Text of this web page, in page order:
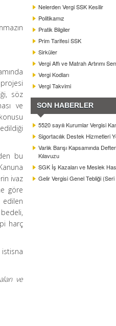
söz
ve
bu
ivaz
göre
edilen
harç
ve
Nelerden Vergi SSK Kesilir
Politikamız
Pratik Bilgiler
Prim Tarifesi SSK
Sirküler
Vergi Affı ve Matrah Artırımı
Vergi Kodları
Vergi Takvimi
SON HABERLER
5520 sayılı Kurumlar Vergisi
Sigortacılık Destek Hizmetleri
Varlık Barışı Kapsamında
Kılavuzu
SGK İş Kazaları ve Meslek
Gelir Vergisi Genel Tebliği